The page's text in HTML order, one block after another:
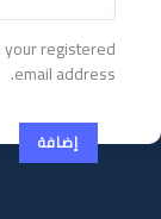
registered
email address.